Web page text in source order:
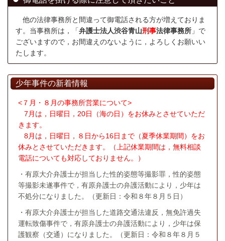
他の法律事務所と間違って御電話される方が増えておりま
す。当事務所は，「弁護士法人渋谷青山刑事法律事務所 」で
ございますので，お間違えのないように，よろしくお願いい
たします。
少年事件の新着情報
<７月・８月の事務所営業について>
7月は，日曜日，20日（海の日）をお休みとさせていただ
きます。
8月は，日曜日，８日から16日まで（夏季休業期間）をお
休みとさせていただきます。（上記休業期間は，無料相談
電話についても対応しておりません。）
・有原大介弁護士が担当した性的姿態等撮影罪，性的姿態
等撮影未遂事件で，有原弁護士の弁護活動により，少年は
不処分になりました。（更新日：令和８年８月５日）
・有原大介弁護士が担当した道路交通法違反，無免許過失
運転致傷事件で，有原弁護士の弁護活動により，少年は保
護観察（交通）になりました。（更新日：令和８年８月５